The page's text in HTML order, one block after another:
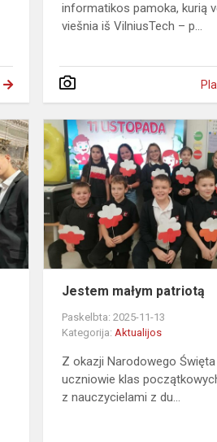
informatikos pamoka, kurią
viešnia iš VilniusTech – p...
Opieki
Matki
Boskiej
Ostrobramskiej
Jestem małym patriotą
Paskelbta: 2025-11-13
Kategorija:Aktualijos
Z okazji Narodowego Święta
uczniowie klas
z nauczycielami z du...